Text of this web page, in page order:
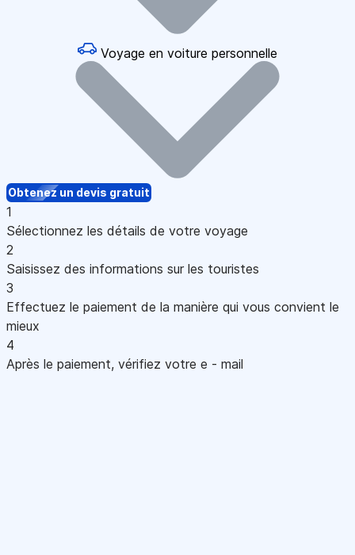
Voyage en voiture personnelle
Obtenez un devis gratuit
1
Sélectionnez les détails de votre voyage
2
Saisissez des informations sur les touristes
3
Effectuez le paiement de la manière qui vous convient le
mieux
4
Après le paiement, vérifiez votre e - mail